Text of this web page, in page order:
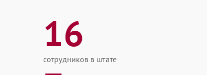
16
сотрудников в штате